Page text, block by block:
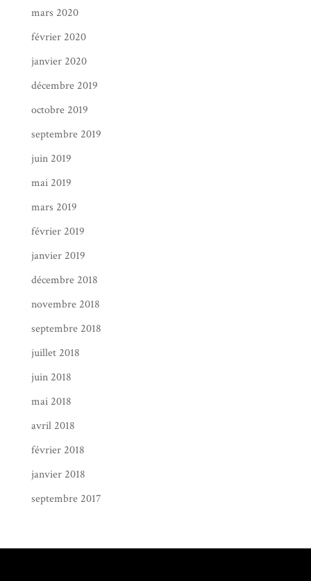
mars 2020
février 2020
janvier 2020
décembre 2019
octobre 2019
septembre 2019
juin 2019
mai 2019
mars 2019
février 2019
janvier 2019
décembre 2018
novembre 2018
septembre 2018
juillet 2018
juin 2018
mai 2018
avril 2018
février 2018
janvier 2018
septembre 2017